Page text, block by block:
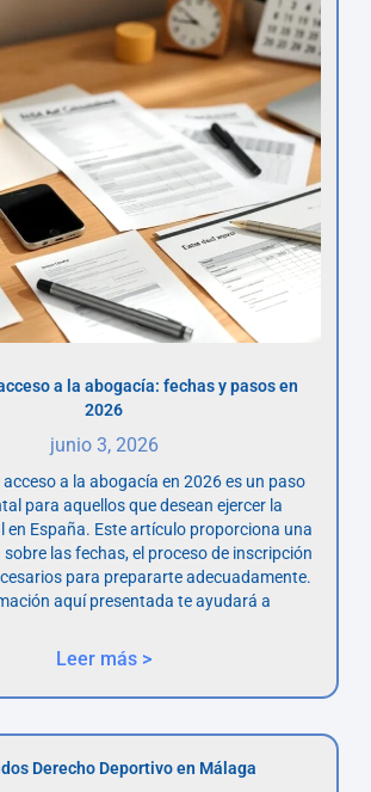
a la abogacía: fechas y pasos en
2026
junio 3, 2026
acceso a la abogacía en 2026 es un paso
para aquellos que desean ejercer la
en España. Este artículo proporciona una
las fechas, el proceso de inscripción
para prepararte adecuadamente.
aquí presentada te ayudará a
Leer más >
Derecho Deportivo en Málaga